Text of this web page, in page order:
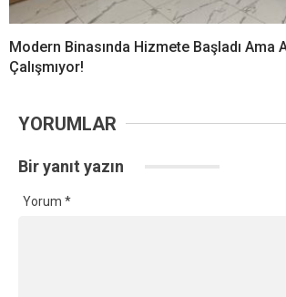
Modern Binasında Hizmete Başladı Ama
Çalışmıyor!
YORUMLAR
Bir yanıt yazın
Yorum *